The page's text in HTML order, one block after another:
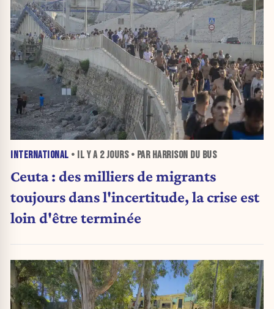
INTERNATIONAL • IL Y A 2 JOURS• PAR HARRISON DU BUS
Ceuta : des milliers de migrants
toujours dans l'incertitude, la crise est
loin d'être terminée